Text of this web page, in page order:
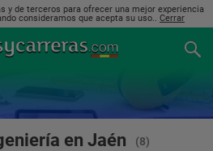
y de terceros para ofrecer una mejor experiencia
consideramos que acepta su uso.. Cerrar
en Jaén (8)